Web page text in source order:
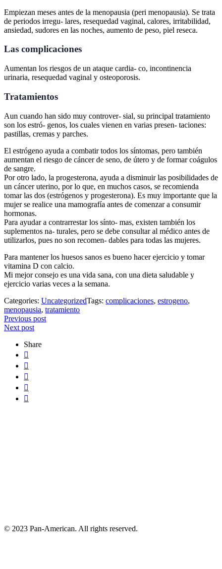
Empiezan meses antes de la menopausia (peri menopausia). Se trata
de periodos irregu- lares, resequedad vaginal, calores, irritabilidad,
ansiedad, sudores en las noches, aumento de peso, piel reseca.
Las complicaciones
Aumentan los riesgos de un ataque cardia- co, incontinencia
urinaria, resequedad vaginal y osteoporosis.
Tratamientos
Aun cuando han sido muy controver- sial, su principal tratamiento
son los estró- genos, los cuales vienen en varias presen- taciones:
pastillas, cremas y parches.
El estrógeno ayuda a combatir todos los síntomas, pero también
aumentan el riesgo de cáncer de seno, de útero y de formar coágulos
de sangre.
Por otro lado, la progesterona, ayuda a disminuir las posibilidades de
un cáncer uterino, por lo que, en muchos casos, se recomienda
tomar las dos (estrógenos y progesterona). Es muy importante que la
mujer se realice una mamografía antes de comenzar a consumir
hormonas.
Para ayudar a contrarrestar los sínto- mas, existen también los
suplementos na- turales, pero se debe consultar al médico antes de
utilizarlos, pues no son recomen- dables para todas las mujeres.
Para mantener los huesos sanos es bueno hacer ejercicio y tomar
vitamina D con calcio.
Mi mejor consejo es una vida sana, con una dieta saludable y
ejercicio varias veces a la semana.
Categories: UncategorizedTags: complicaciones, estrogeno,
menopausia, tratamiento
Post
navigation
Previous post
Next post
Share





© 2023 Pan-American. All rights reserved.